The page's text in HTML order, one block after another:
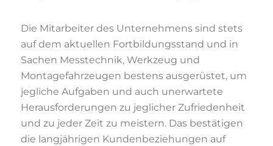
Die Mitarbeiter des Unternehmens sind stets
auf dem aktuellen Fortbildungsstand und in
Sachen Messtechnik, Werkzeug und
Montagefahrzeugen bestens ausgerüstet, um
jegliche Aufgaben und auch unerwartete
Herausforderungen zu jeglicher Zufriedenheit
und zu jeder Zeit zu meistern. Das bestätigen
die langjährigen Kundenbeziehungen auf